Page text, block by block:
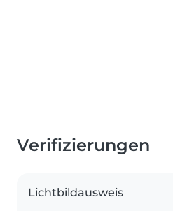
Verifizierungen
Lichtbildausweis